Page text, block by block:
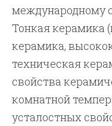
международному
Тонкая керамика
керамика,
техническая
свойства
комнатной
усталостных